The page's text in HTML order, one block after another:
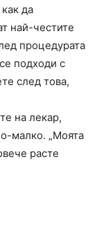
да
най-честите
процедурата
подходи с
след това,
на лекар,
малко. „Моята
расте